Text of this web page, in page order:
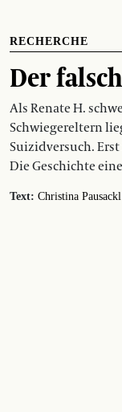
RECHERCHE
Der
Als Renate H.
Schwiegereltern
Suizidversuch.
Die Geschichte
Text: Christina Pausackl